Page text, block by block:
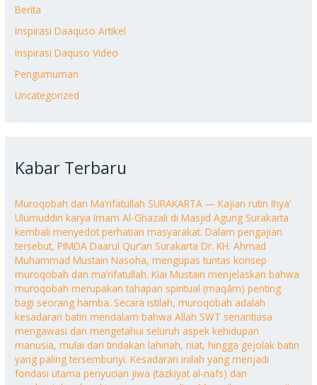
Berita
Inspirasi Daaquso Artikel
Inspirasi Daquso Video
Pengumuman
Uncategorized
Kabar Terbaru
Muroqobah dan Ma’rifatullah SURAKARTA — Kajian rutin Ihya’
Ulumuddin karya Imam Al-Ghazali di Masjid Agung Surakarta
kembali menyedot perhatian masyarakat. Dalam pengajian
tersebut, PIMDA Daarul Qur’an Surakarta Dr. KH. Ahmad
Muhammad Mustain Nasoha, mengupas tuntas konsep
muroqobah dan ma’rifatullah. Kiai Mustain menjelaskan bahwa
muroqobah merupakan tahapan spiritual (maqām) penting
bagi seorang hamba. Secara istilah, muroqobah adalah
kesadaran batin mendalam bahwa Allah SWT senantiasa
mengawasi dan mengetahui seluruh aspek kehidupan
manusia, mulai dari tindakan lahiriah, niat, hingga gejolak batin
yang paling tersembunyi. Kesadaran inilah yang menjadi
fondasi utama penyucian jiwa (tazkiyat al-nafs) dan